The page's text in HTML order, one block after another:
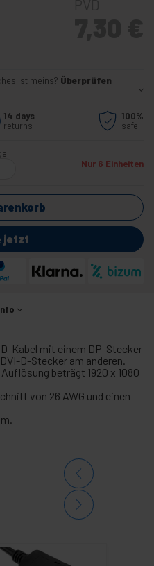
ist meins? Überprüfen
14 days
returns
100%
safe
Nur 6 Einheiten
jetzt
Kabel mit einem DP-Stecker
D-Stecker am anderen.
beträgt 1920 x 1080
von 26 AWG und einen